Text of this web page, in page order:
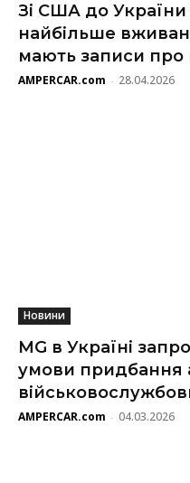
Зі США до України
найбільше
мають записи
AMPERCAR.com - 28.04.2026
Новини
MG в Україні
умови придбання
AMPERCAR.com - 04.03.2026